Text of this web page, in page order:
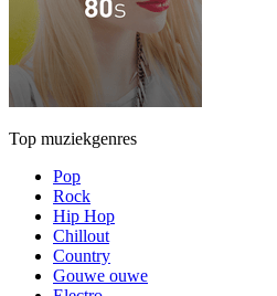
Top muziekgenres
Pop
Rock
Hip Hop
Chillout
Country
Gouwe ouwe